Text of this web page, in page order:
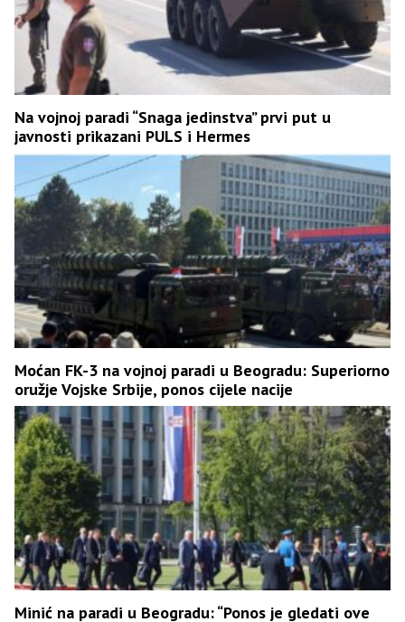
Na vojnoj paradi “Snaga jedinstva” prvi put u
javnosti prikazani PULS i Hermes
Moćan FK-3 na vojnoj paradi u Beogradu: Superiorno
oružje Vojske Srbije, ponos cijele nacije
Minić na paradi u Beogradu: “Ponos je gledati ove